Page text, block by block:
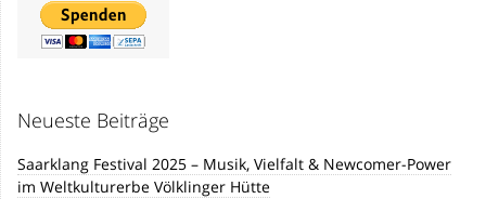
Neueste Beiträge
Saarklang Festival 2025 – Musik, Vielfalt & Newcomer-Power
im Weltkulturerbe Völklinger Hütte